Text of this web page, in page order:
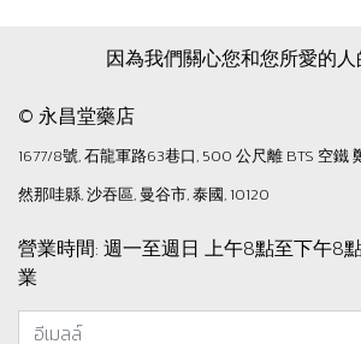
因為我們關心您和您所愛的人
© 永昌堂藥店
1677/8號, 石龍軍路63巷口, 500 公尺離 BTS 空鐵
然那哇縣, 沙吞區, 曼谷市, 泰國, 10120
營業時間: 週一至週日 上午8點至下午8
業